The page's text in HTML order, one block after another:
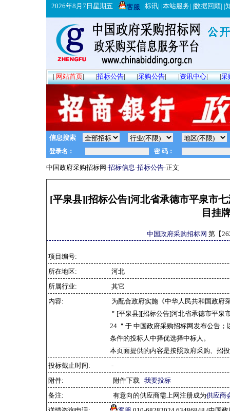
2026年8月7日星期五 客服 |标讯| |本站服务| |数据回顾| |
|网站首页| |招标公告| |采购公告| |资讯中心| |采
信息搜索
中国政府采购招标网-招标信息-招标公告-正文
[平泉县][招标公告]河北省承德市平泉市
目挂
中国政府采购招标网 第【
项目编号:
所在地区:
河北
所属行业:
其它
内容:
为配合政府实施《中华人民共和国政府
＂[平泉县][招标公告]河北省承德市平泉
24 ＂于 中国政府采购招标网发布公告
条件的投标人中择优选择中标人。
本页面提供的内容是按照政府采购、招
投标截止时间:
-
附件:
附件下载 我要投标
备注:
有意向的供应商需上网注册成为供应商